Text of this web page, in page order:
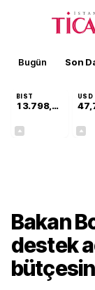
Bugün Son
BIST
13.798,82
USD
Bakan
destek